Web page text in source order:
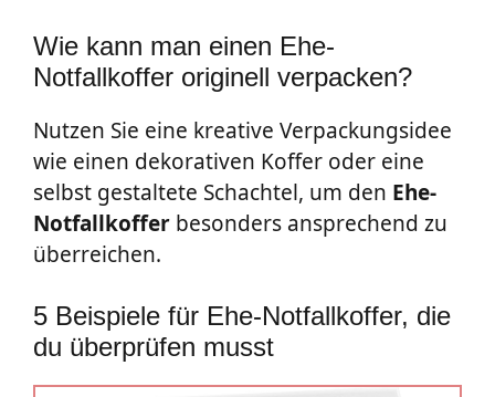
Wie kann man einen Ehe-
Notfallkoffer originell verpacken?
Nutzen Sie eine kreative Verpackungsidee
wie einen dekorativen Koffer oder eine
selbst gestaltete Schachtel, um den Ehe-
Notfallkoffer besonders ansprechend zu
überreichen.
5 Beispiele für Ehe-Notfallkoffer, die
du überprüfen musst